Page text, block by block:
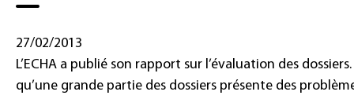
27/02/2013
L’ECHA a publié son rapport sur l’évaluation des
qu’une grande partie des dossiers présente des